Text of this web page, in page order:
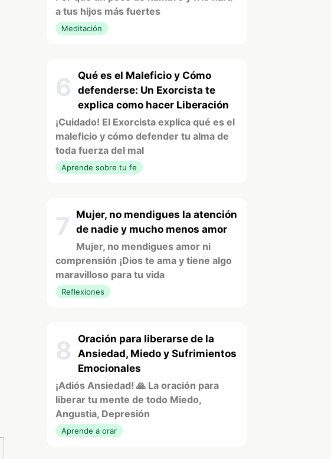
a tus hijos más fuertes
Meditación
6
Qué es el Maleficio y Cómo
defenderse: Un Exorcista te
explica como hacer Liberación
¡Cuidado! El Exorcista explica qué es el
maleficio y cómo defender tu alma de
toda fuerza del mal
Aprende sobre tu fe
7
Mujer, no mendigues la atención
de nadie y mucho menos amor
Mujer, no mendigues amor ni
comprensión ¡Dios te ama y tiene algo
maravilloso para tu vida
Reflexiones
8
Oración para liberarse de la
Ansiedad, Miedo y Sufrimientos
Emocionales
¡Adiós Ansiedad! 🙏 La oración para
liberar tu mente de todo Miedo,
Angustia, Depresión
Aprende a orar